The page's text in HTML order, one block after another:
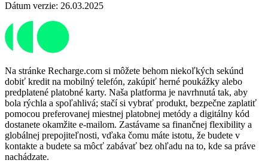
Dátum verzie: 26.03.2025
Na stránke Recharge.com si môžete behom niekoľkých sekúnd
dobiť kredit na mobilný telefón, zakúpiť herné poukážky alebo
predplatené platobné karty. Naša platforma je navrhnutá tak, aby
bola rýchla a spoľahlivá; stačí si vybrať produkt, bezpečne zaplatiť
pomocou preferovanej miestnej platobnej metódy a digitálny kód
dostanete okamžite e-mailom. Zastávame sa finančnej flexibility a
globálnej prepojiteľnosti, vďaka čomu máte istotu, že budete v
kontakte a budete sa môcť zabávať bez ohľadu na to, kde sa práve
nachádzate.